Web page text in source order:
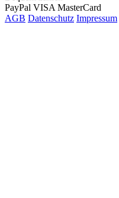
PayPal VISA MasterCard
AGB Datenschutz Impressum